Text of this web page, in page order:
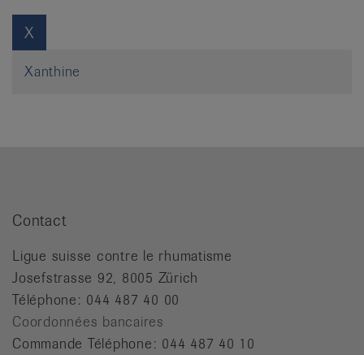
X
Xanthine
Contact
Ligue suisse contre le rhumatisme
Josefstrasse 92, 8005 Zürich
Téléphone: 044 487 40 00
Coordonnées bancaires
Commande Téléphone: 044 487 40 10